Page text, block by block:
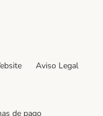
Aviso Legal
de pago